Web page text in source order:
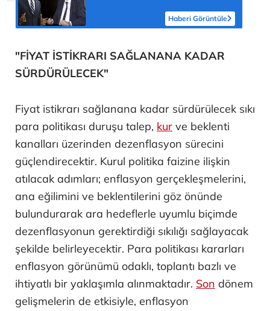
Haberi Görüntüle
"FİYAT İSTİKRARI SAĞLANANA KADAR
SÜRDÜRÜLECEK"
Fiyat istikrarı sağlanana kadar sürdürülecek sıkı
para politikası duruşu talep, kur ve beklenti
kanalları üzerinden dezenflasyon sürecini
güçlendirecektir. Kurul politika faizine ilişkin
atılacak adımları; enflasyon gerçekleşmelerini,
ana eğilimini ve beklentilerini göz önünde
bulundurarak ara hedeflerle uyumlu biçimde
dezenflasyonun gerektirdiği sıkılığı sağlayacak
şekilde belirleyecektir. Para politikası kararları
enflasyon görünümü odaklı, toplantı bazlı ve
ihtiyatlı bir yaklaşımla alınmaktadır. Son dönem
gelişmelerin de etkisiyle, enflasyon